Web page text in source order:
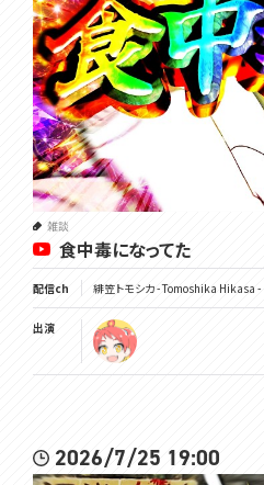
雑談
食中毒になってた
配信ch 緋笠トモシカ - Tomoshika Hikasa -
出演
2026/7/25 19:00